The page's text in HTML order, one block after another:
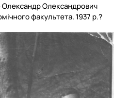
Олександр Олександрович
факультета. 1937 р.?